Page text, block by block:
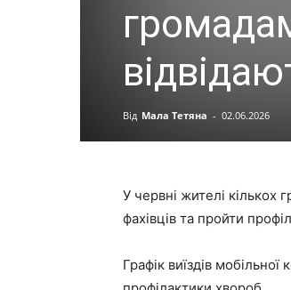
Від Мала Тетяна - 02.06.2026
У червні жителі кількох
фахівців та пройти
Графік виїздів мобільної